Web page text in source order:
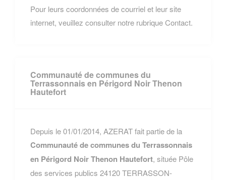
Pour leurs coordonnées de courriel et leur site
internet, veuillez consulter notre rubrique Contact.
Communauté de communes du
Terrassonnais en Périgord Noir Thenon
Hautefort
Depuis le 01/01/2014, AZERAT fait partie de la
Communauté de communes du Terrassonnais
en Périgord Noir Thenon Hautefort, située Pôle
des services publics 24120 TERRASSON-